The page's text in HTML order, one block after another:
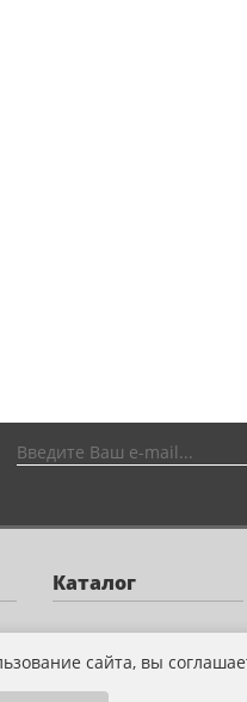
сайта, вы
Каталог